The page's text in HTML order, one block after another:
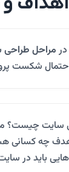
مراحل
شکست
چیست؟
چه کسانی
باید در